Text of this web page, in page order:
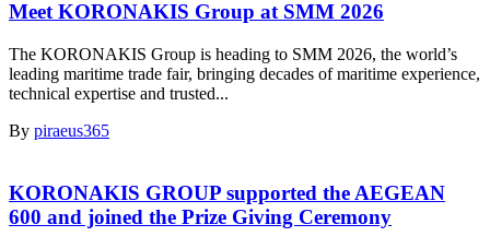
Meet KORONAKIS Group at SMM 2026
The KORONAKIS Group is heading to SMM 2026, the world’s
leading maritime trade fair, bringing decades of maritime experience,
technical expertise and trusted...
By piraeus365
KORONAKIS GROUP supported the AEGEAN
600 and joined the Prize Giving Ceremony